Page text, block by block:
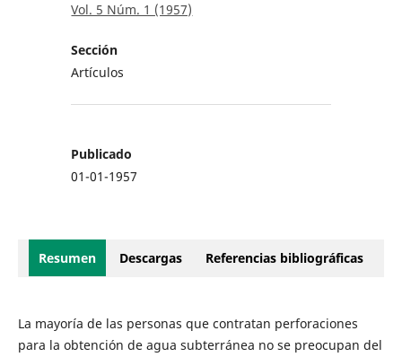
Vol. 5 Núm. 1 (1957)
Sección
Artículos
Publicado
01-01-1957
Resumen Descargas Referencias bibliográficas
La mayoría de las personas que contratan perforaciones
para la obtención de agua subterránea no se preocupan del